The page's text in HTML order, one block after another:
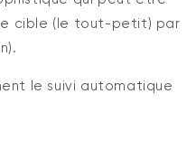
cible (le tout-petit) par
le suivi automatique